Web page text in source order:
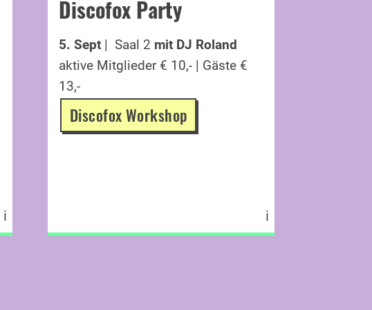
ℹ
Discofox Party
5. Sept | Saal 2 mit DJ Roland
aktive Mitglieder € 10,- | Gäste €
13,-
Discofox Workshop
ℹ